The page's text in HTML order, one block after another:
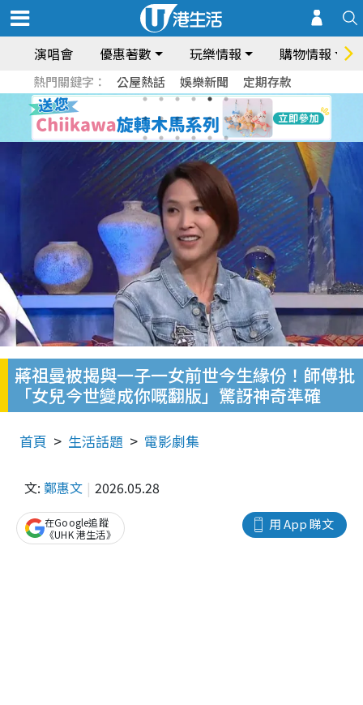
演唱會 優惠著數 玩樂情報 購物情報
熱門關鍵字： 公屋熱話 娛樂新聞 定期存款
蔣祖曼被揭與一子一女前世今生緣份！師傅批
「女兒今世變成你嘅翻版」驚訝神奇準確
首頁 生活話題 電影劇集
文: 鄭惠文 2026.05.28
用 App 睇文
在Google追蹤
《UHK 港生活》